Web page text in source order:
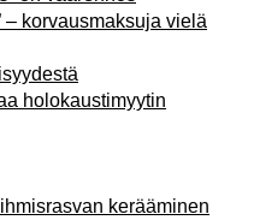
– korvausmaksuja vielä
holokaustimyytin
kerääminen